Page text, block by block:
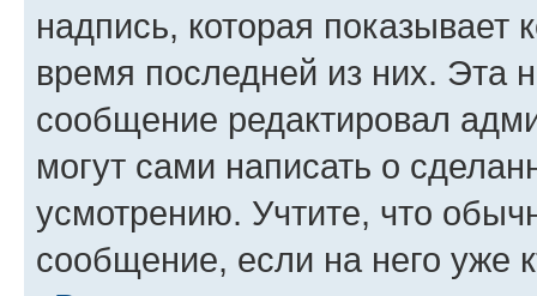
надпись, которая показывает
время последней из них. Эта
сообщение редактировал
могут сами написать о
усмотрению. Учтите, что
сообщение, если на него уже